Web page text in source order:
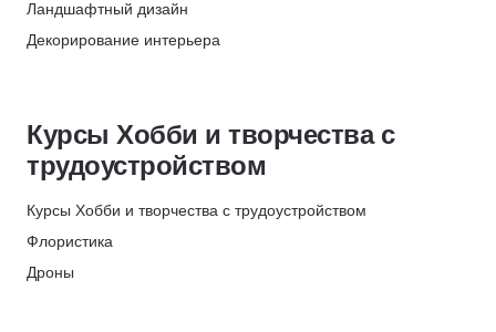
Рисование аниме
Режиссура
Шахматы
Реставрация
Флористика
Ландшафтный дизайн
Декорирование интерьера
Курсы Хобби и творчества с
трудоустройством
Курсы Хобби и творчества с трудоустройством
Флористика
Дроны